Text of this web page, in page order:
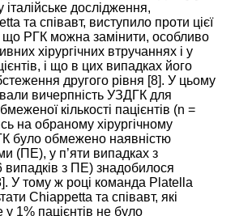
італійське дослідження,
та співавт, виступило проти цієї
що РГК можна замінити, особливо
хірургічних втручаннях і у
і що в цих випадках його
другого рівня [8]. У цьому
вичерпність УЗДГК для
кількості пацієнтів (n =
на обраному хірургічному
було обмежено наявністю
(ПЕ), у п’яти випадках з
з ПЕ) знадобилося
]. У тому ж році команда Platella
Chiappetta та співавт, які
1% пацієнтів не було